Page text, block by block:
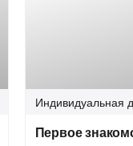
Индивидуальная
Первое